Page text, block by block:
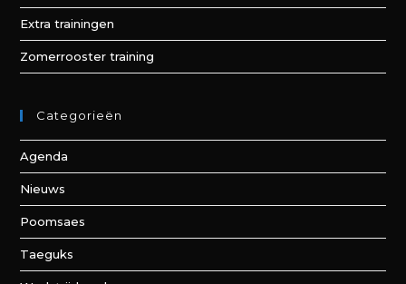
Extra trainingen
Zomerrooster training
Categorieën
Agenda
Nieuws
Poomsaes
Taeguks